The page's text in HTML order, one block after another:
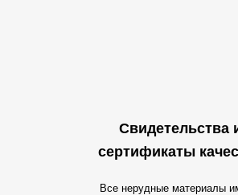
Свидетельства
сертификаты
Все нерудные материалы